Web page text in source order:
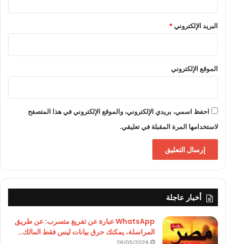
البريد الإلكتروني*
الموقع الإلكتروني
احفظ اسمي، بريدي الإلكتروني، والموقع الإلكتروني في هذا المتصفح
لاستخدامها المرة المقبلة في تعليقي.
أخبار عاجلة
WhatsApp عبارة عن تفريغ متسرب: عن طريق
المراسلة، يمكنك حرق بيانات ليس فقط المالك…